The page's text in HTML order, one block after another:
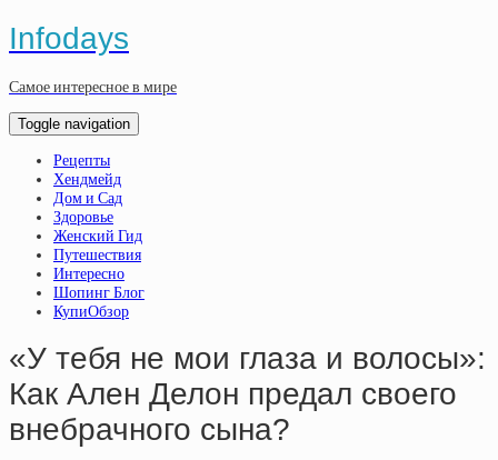
Infodays
Самое интересное в мире
Toggle navigation
Рецепты
Хендмейд
Дом и Сад
Здоровье
Женский Гид
Путешествия
Интересно
Шопинг Блог
КупиОбзор
«У тебя не мои глаза и волосы»:
Как Ален Делон предал своего
внебрачного сына?